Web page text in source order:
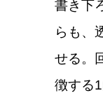
書き下
らも、
せる。
徴する1